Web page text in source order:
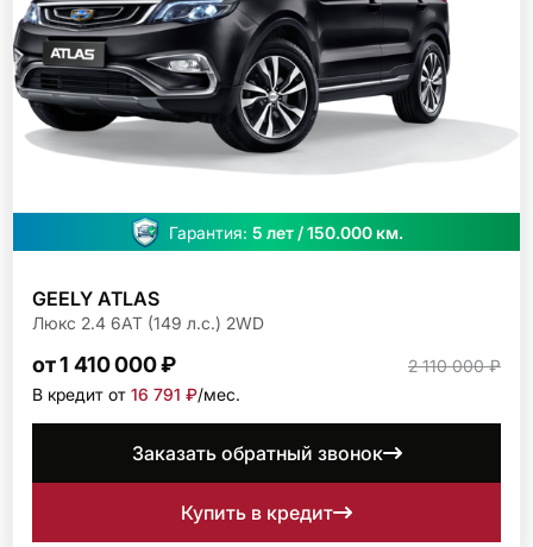
Гарантия: 5 лет / 150.000 км.
GEELY ATLAS
Люкс 2.4 6АТ (149 л.с.) 2WD
от 1 410 000 ₽
2 110 000 ₽
В кредит от 16 791 ₽/мec.
Заказать обратный звонок
Купить в кредит